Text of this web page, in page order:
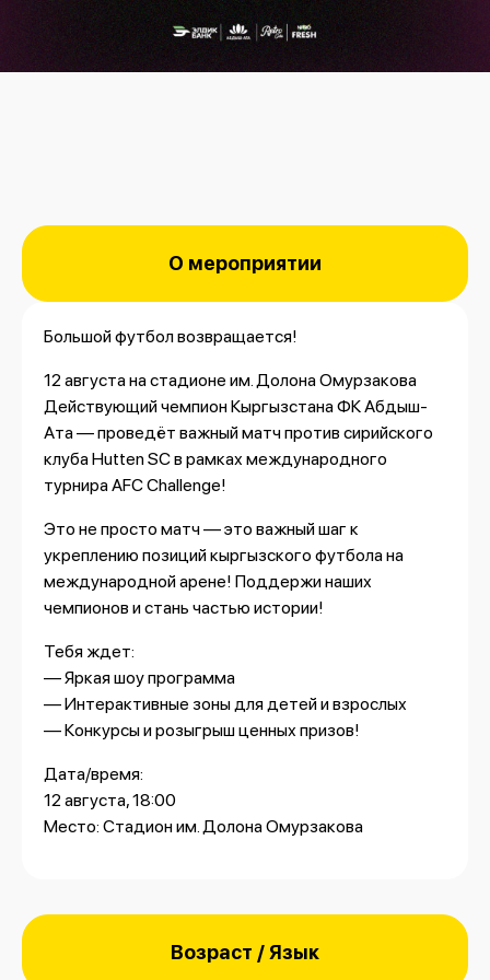
О мероприятии
Большой футбол возвращается!
12 августа на стадионе им. Долона Омурзакова
Действующий чемпион Кыргызстана ФК Абдыш-
Ата — проведёт важный матч против сирийского
клуба Hutten SC в рамках международного
турнира AFC Challenge!
Это не просто матч — это важный шаг к
укреплению позиций кыргызского футбола на
международной арене! Поддержи наших
чемпионов и стань частью истории!
Тебя ждет:
— Яркая шоу программа
— Интерактивные зоны для детей и взрослых
— Конкурсы и розыгрыш ценных призов!
Дата/время:
12 августа, 18:00
Место: Стадион им. Долона Омурзакова
Возраст / Язык